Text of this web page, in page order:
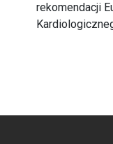
rekomendacji